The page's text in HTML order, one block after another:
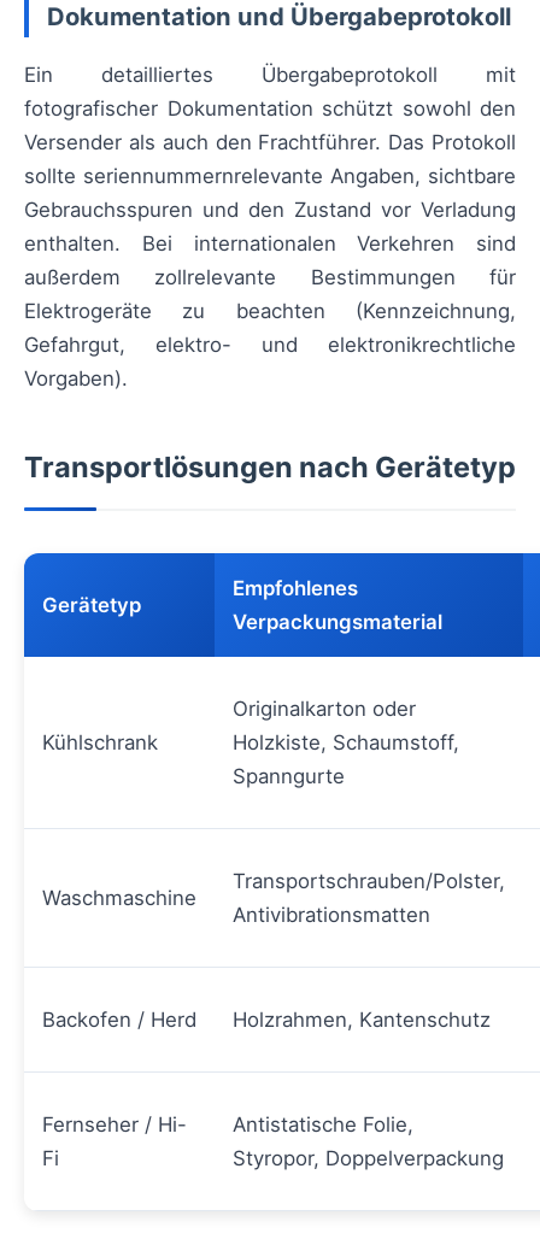
Dokumentation und Übergabeprotokoll
Ein detailliertes Übergabeprotokoll mit
fotografischer Dokumentation schützt sowohl den
Versender als auch den Frachtführer. Das Protokoll
sollte seriennummernrelevante Angaben, sichtbare
Gebrauchsspuren und den Zustand vor Verladung
enthalten. Bei internationalen Verkehren sind
außerdem zollrelevante Bestimmungen für
Elektrogeräte zu beachten (Kennzeichnung,
Gefahrgut, elektro- und elektronikrechtliche
Vorgaben).
Transportlösungen nach Gerätetyp
Gerätetyp
Empfohlenes
Verpackungsmaterial
Kühlschrank
Originalkarton oder
Holzkiste, Schaumstoff,
Spanngurte
Waschmaschine
Transportschrauben/Polster,
Antivibrationsmatten
Backofen / Herd Holzrahmen, Kantenschutz
Fernseher / Hi-
Fi
Antistatische Folie,
Styropor, Doppelverpackung